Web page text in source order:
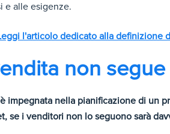
e alle esigenze.
l'articolo dedicato alla definizione
non
impegnata nella pianificazione di un
se i venditori non lo seguono sarà